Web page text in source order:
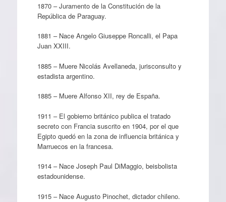
1870 – Juramento de la Constitución de la
República de Paraguay.
1881 – Nace Angelo Giuseppe Roncalli, el Papa
Juan XXIII.
1885 – Muere Nicolás Avellaneda, jurisconsulto y
estadista argentino.
1885 – Muere Alfonso XII, rey de España.
1911 – El gobierno británico publica el tratado
secreto con Francia suscrito en 1904, por el que
Egipto quedó en la zona de influencia británica y
Marruecos en la francesa.
1914 – Nace Joseph Paul DiMaggio, beisbolista
estadounidense.
1915 – Nace Augusto Pinochet, dictador chileno.